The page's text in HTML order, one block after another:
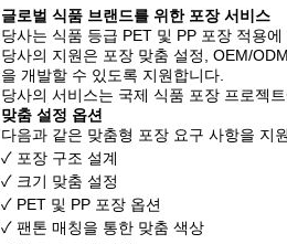
글로벌 식품 브랜드를 위한 포장 서비스
당사는 식품 등급 PET 및 PP 포장 적용
당사의 지원은 포장 맞춤 설정, OEM/
을 개발할 수 있도록 지원합니다.
당사의 서비스는 국제 식품 포장 프로젝
맞춤 설정 옵션
다음과 같은 맞춤형 포장 요구 사항을 지
✓ 포장 구조 설계
✓ 크기 맞춤 설정
✓ PET 및 PP 포장 옵션
✓ 팬톤 매칭을 통한 맞춤 색상